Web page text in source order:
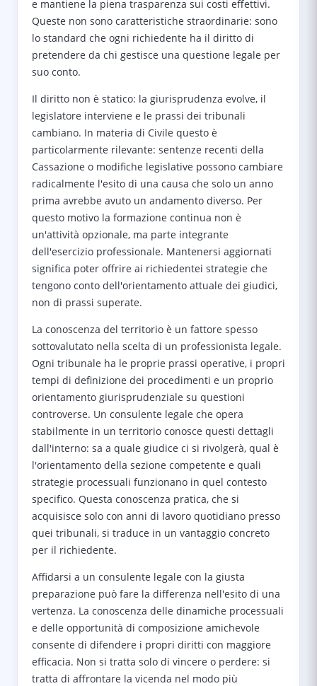
e mantiene la piena trasparenza sui costi effettivi.
Queste non sono caratteristiche straordinarie: sono
lo standard che ogni richiedente ha il diritto di
pretendere da chi gestisce una questione legale per
suo conto.
Il diritto non è statico: la giurisprudenza evolve, il
legislatore interviene e le prassi dei tribunali
cambiano. In materia di Civile questo è
particolarmente rilevante: sentenze recenti della
Cassazione o modifiche legislative possono cambiare
radicalmente l'esito di una causa che solo un anno
prima avrebbe avuto un andamento diverso. Per
questo motivo la formazione continua non è
un'attività opzionale, ma parte integrante
dell'esercizio professionale. Mantenersi aggiornati
significa poter offrire ai richiedentei strategie che
tengono conto dell'orientamento attuale dei giudici,
non di prassi superate.
La conoscenza del territorio è un fattore spesso
sottovalutato nella scelta di un professionista legale.
Ogni tribunale ha le proprie prassi operative, i propri
tempi di definizione dei procedimenti e un proprio
orientamento giurisprudenziale su questioni
controverse. Un consulente legale che opera
stabilmente in un territorio conosce questi dettagli
dall'interno: sa a quale giudice ci si rivolgerà, qual è
l'orientamento della sezione competente e quali
strategie processuali funzionano in quel contesto
specifico. Questa conoscenza pratica, che si
acquisisce solo con anni di lavoro quotidiano presso
quei tribunali, si traduce in un vantaggio concreto
per il richiedente.
Affidarsi a un consulente legale con la giusta
preparazione può fare la differenza nell'esito di una
vertenza. La conoscenza delle dinamiche processuali
e delle opportunità di composizione amichevole
consente di difendere i propri diritti con maggiore
efficacia. Non si tratta solo di vincere o perdere: si
tratta di affrontare la vicenda nel modo più